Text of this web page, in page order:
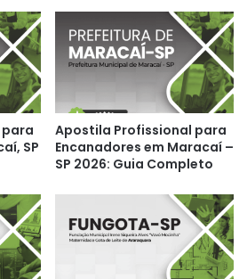
SP
Apostila Profissional para
Encanadores em Maracaí –
SP 2026: Guia Completo